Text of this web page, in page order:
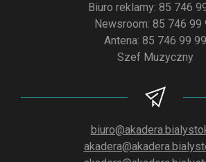
Biuro reklamy: 85 746
Newsroom: 85 746 99
Antena: 85 746 99 99
Szef Muzyczny